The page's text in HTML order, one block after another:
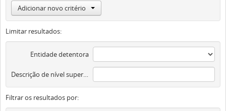
Adicionar novo critério
Limitar resultados:
Entidade detentora
Descrição de nível superior
Filtrar os resultados por: